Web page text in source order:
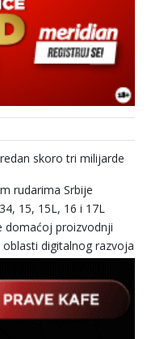
skoro tri milijarde
rudarima Srbije
15, 15L, 16 i 17L
domaćoj proizvodnji
digitalnog razvoja